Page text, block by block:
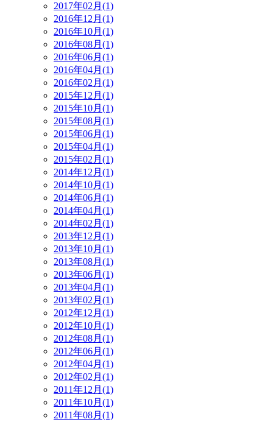
2017年02月(1)
2016年12月(1)
2016年10月(1)
2016年08月(1)
2016年06月(1)
2016年04月(1)
2016年02月(1)
2015年12月(1)
2015年10月(1)
2015年08月(1)
2015年06月(1)
2015年04月(1)
2015年02月(1)
2014年12月(1)
2014年10月(1)
2014年06月(1)
2014年04月(1)
2014年02月(1)
2013年12月(1)
2013年10月(1)
2013年08月(1)
2013年06月(1)
2013年04月(1)
2013年02月(1)
2012年12月(1)
2012年10月(1)
2012年08月(1)
2012年06月(1)
2012年04月(1)
2012年02月(1)
2011年12月(1)
2011年10月(1)
2011年08月(1)